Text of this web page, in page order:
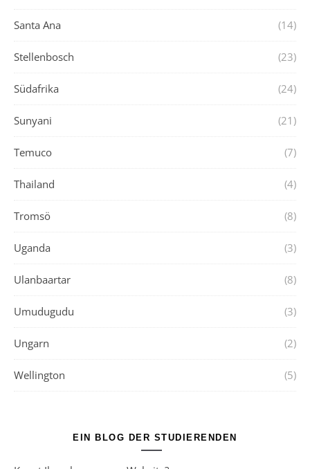
Santa Ana (14)
Stellenbosch (23)
Südafrika (24)
Sunyani (21)
Temuco (7)
Thailand (4)
Tromsö (8)
Uganda (3)
Ulanbaartar (8)
Umudugudu (3)
Ungarn (2)
Wellington (5)
EIN BLOG DER STUDIERENDEN